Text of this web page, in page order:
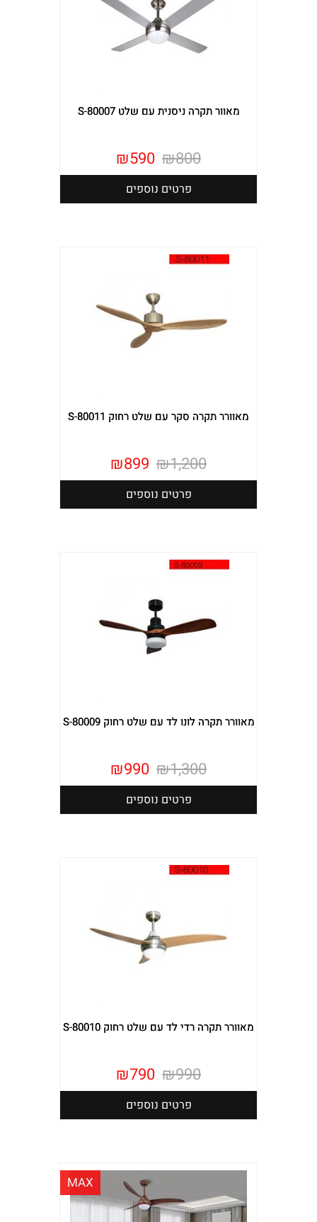
מאוור תקרה ניסנית עם שלט S-80007
₪800
₪590
פרטים נוספים
מאוורר תקרה סקר עם שלט רחוק S-80011
₪1,200
₪899
פרטים נוספים
מאוורר תקרה לונו לד עם שלט רחוק S-80009
₪1,300
₪990
פרטים נוספים
מאוורר תקרה רדי לד עם שלט רחוק S-80010
₪990
₪790
פרטים נוספים
MAX